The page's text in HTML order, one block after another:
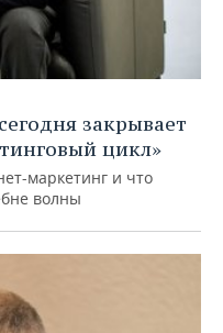
закрывает
цикл»
маркетинг и что
волны